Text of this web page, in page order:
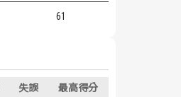
61
失誤 最高得分